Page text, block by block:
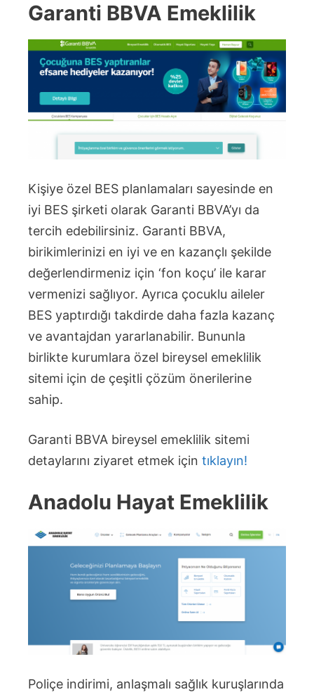
Garanti BBVA Emeklilik
Kişiye özel BES planlamaları sayesinde en
iyi BES şirketi olarak Garanti BBVA’yı da
tercih edebilirsiniz. Garanti BBVA,
birikimlerinizi en iyi ve en kazançlı şekilde
değerlendirmeniz için ‘fon koçu’ ile karar
vermenizi sağlıyor. Ayrıca çocuklu aileler
BES yaptırdığı takdirde daha fazla kazanç
ve avantajdan yararlanabilir. Bununla
birlikte kurumlara özel bireysel emeklilik
sitemi için de çeşitli çözüm önerilerine
sahip.
Garanti BBVA bireysel emeklilik sitemi
detaylarını ziyaret etmek için tıklayın!
Anadolu Hayat Emeklilik
Poliçe indirimi, anlaşmalı sağlık kuruşlarında